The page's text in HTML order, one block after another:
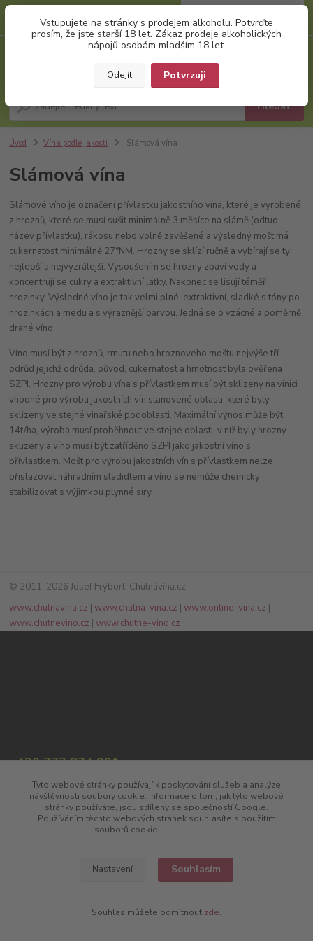
Vstupujete na stránky s prodejem alkoholu. Potvrďte
prosím, že jste starší 18 let. Zákaz prodeje alkoholických
nápojů osobám mladším 18 let.
Odejít Potvrzuji
Hledat
(Po-Pá, 8:00-17:00)
za0,00 Kč
Úvod Vína podle jakosti Slámová vína
Slámová vína
Slámové víno je označení přívlastku jakostního vína, které je vyrobené
z hroznů, které se musí sušit minimálně 3 měsíce na slámě (odtud
název přívlastku), rákosu nebo volně zavěšené a výsledný mošt má
cukernatost minimálně 27°NM. Hrozny se sklízí ručně a vybírají se ty
nejlepší a nejvyzrálejší. Vysoušením se hrozny zbaví vody a
koncentrují se cukry a extraktivní látky. Nakonec se lisují téměř
hrozinky. Výsledné víno je tak velmi plné, extraktivní, sladké s tóny po
hrozinkách a medu a s výraznější barvou. Jedná se o vzácné a poměrně
drahé víno.
Víno musí být z hroznů, rmutu nebo hroznového moštu nejvýše tří
odrůd jejichž odrůda, původ, cukernatost a hmotnost byla ověřena
SZPI. Hrozny pro výrobu vína s přívlastkem musí být sklizeny na vinici
vhodné pro výrobu jakostních vín stanovené oblasti, které byly
sklizeny ve stejné vinařské podoblasti. Maximální výnos může být
14t/ha, výroba musí proběhnout ve stejné oblasti, v níž byly hrozny
sklizeny a víno musí být zatříděno SZPI jako jakostní víno s
přívlastkem. Mošt pro výrobu jakostních vín s přívlastkem nelze
přislazovat náhradním sladidlem a víno se nemůže chemicky
stabilizovat s výjimkou plynné síry.
© 2011-2026 Josef Frýbort-Chutnávína.cz
www.chutnavina.cz |www.chutna-vina.cz |www.online-vina.cz
www.chutnevino.cz |www.chutne-vino.cz
+420 777 874 991
info@chutnavina.cz
Upravit sběr cookies.
Tyto webové stránky používají k poskytování služeb a analýze
návštěvnosti soubory cookie. Informace o tom, jak tyto webové
stránky používáte, jsou sdíleny se společností Google.
Používáním těchto webových stránek souhlasíte s použitím
souborů cookie.
Nastavení Souhlasím
Souhlas můžete odmítnout zde.